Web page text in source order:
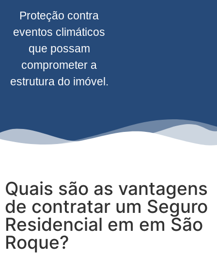
Proteção contra
eventos climáticos
que possam
comprometer a
estrutura do imóvel.
Quais são as vantagens
de contratar um Seguro
Residencial em em São
Roque?